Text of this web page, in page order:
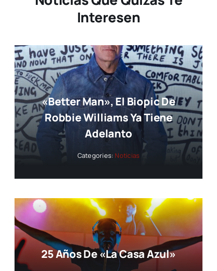
Interesen
«Better Man», El Biopic De
Robbie Williams Ya Tiene
Adelanto
Categories: Noticias
25 Años De «La Casa Azul»